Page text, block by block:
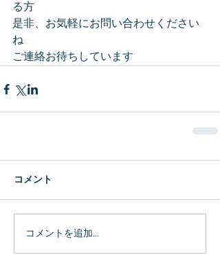
る方
是非、お気軽にお問い合わせください
ね
ご連絡お待ちしています
コメント
コメントを追加…